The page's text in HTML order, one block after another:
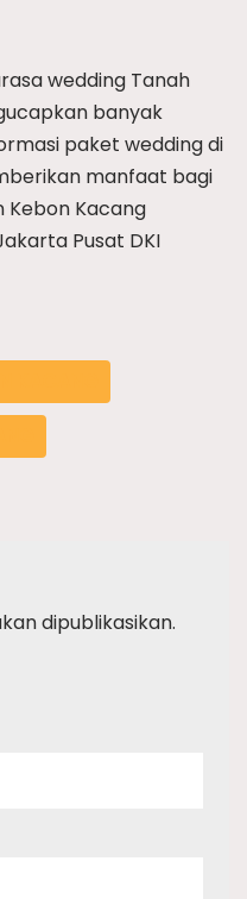
wedding Tanah
banyak
paket wedding di
manfaat bagi
Kebon Kacang
Pusat DKI
dipublikasikan.